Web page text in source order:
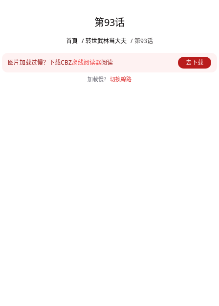
第93话
首頁 / 转世武林当大夫 / 第93话
图片加载过慢？下载CBZ离线阅读器阅读 去下载
加載慢？ 切換線路